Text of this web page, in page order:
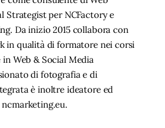
Strategist per NCFactory e
Da inizio 2015 collabora con
in qualità di formatore nei corsi
Web & Social Media
di fotografia e di
è inoltre ideatore ed